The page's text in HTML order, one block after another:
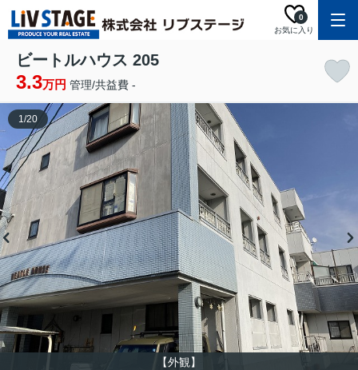
お気に入り
0
ビートルハウス 205
3.3万円 管理/共益費 -
【外観】
1/20